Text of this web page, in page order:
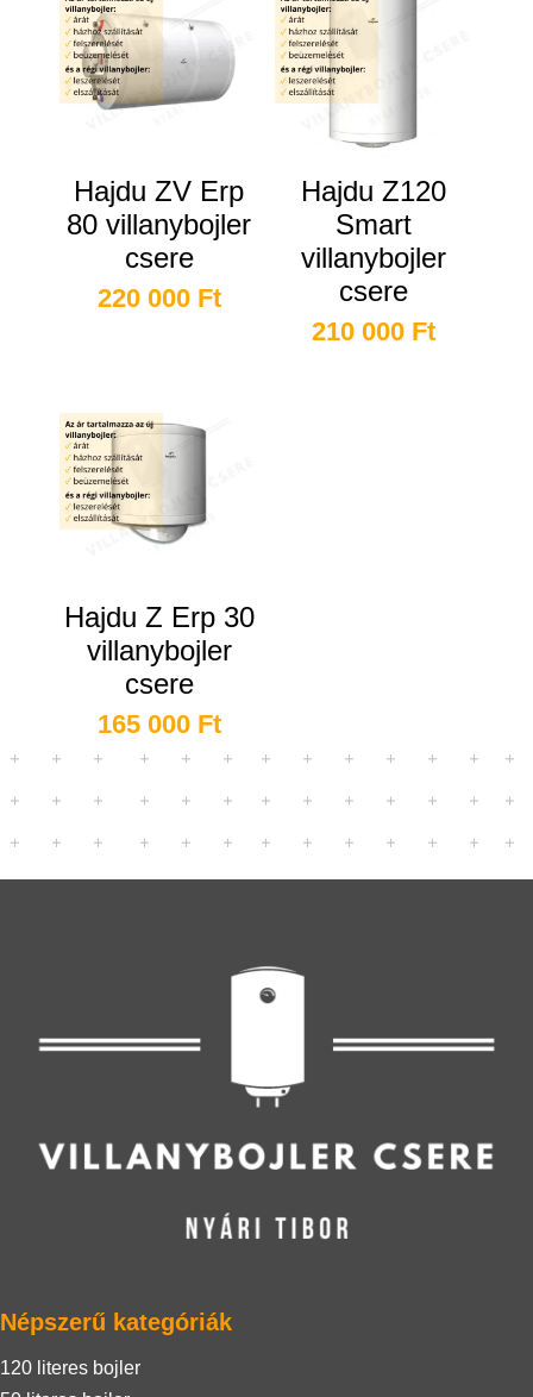
Hajdu ZV Erp
80 villanybojler
csere
220 000 Ft
Hajdu Z120
Smart
villanybojler
csere
210 000 Ft
Hajdu Z Erp 30
villanybojler
csere
165 000 Ft
Népszerű kategóriák
120 literes bojler